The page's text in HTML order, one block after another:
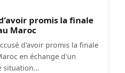
promis la finale
Maroc
d'avoir promis la finale
en échange d'un
situation…